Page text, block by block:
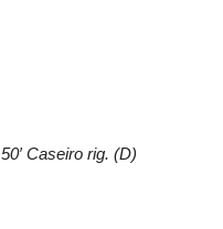
Caseiro rig. (D)